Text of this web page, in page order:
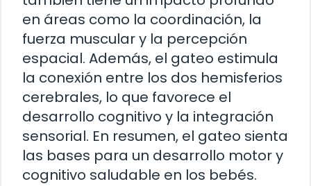
en áreas como la coordinación, la
fuerza muscular y la percepción
espacial. Además, el gateo estimula
la conexión entre los dos hemisferios
cerebrales, lo que favorece el
desarrollo cognitivo y la integración
sensorial. En resumen, el gateo sienta
las bases para un desarrollo motor y
cognitivo saludable en los bebés.